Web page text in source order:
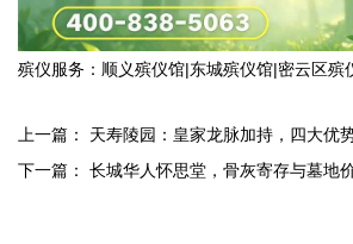
殡仪服务： 顺义殡仪馆|东城殡仪馆|密云区殡
上一篇： 天寿陵园：皇家龙脉加持，四大优
下一篇： 长城华人怀思堂，骨灰寄存与墓地